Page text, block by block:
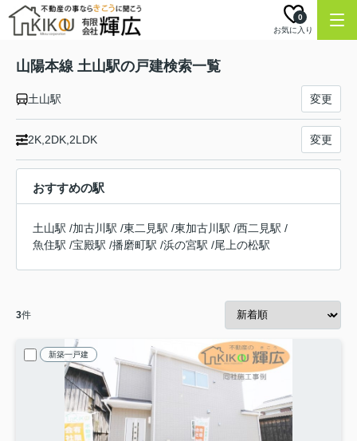
お気に入り
0
山陽本線 土山駅の戸建検索一覧
土山駅 変更
2K,2DK,2LDK 変更
おすすめの駅
土山駅 /加古川駅 /東二見駅 /東加古川駅 /西二見駅 /
魚住駅 /宝殿駅 /播磨町駅 /浜の宮駅 /尾上の松駅
3件
新築一戸建